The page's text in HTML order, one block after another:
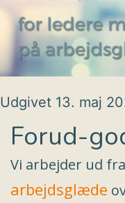
Udgivet 13. maj
Forud-
Vi arbejder ud
arbejdsglæde